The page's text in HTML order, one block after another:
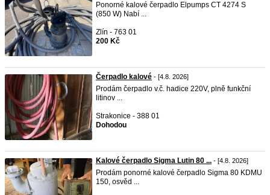
Ponorné kalové čerpadlo Elpumps CT 4274 S
(850 W) Nabí ...
Zlín - 763 01
200 Kč
Čerpadlo kalové - [4.8. 2026]
Prodám čerpadlo v.č. hadice 220V, plně funkční
litinov ...
Strakonice - 388 01
Dohodou
Kalové čerpadlo Sigma Lutin 80 ... - [4.8. 2026]
Prodám ponorné kalové čerpadlo Sigma 80 KDMU
150, osvěd ...